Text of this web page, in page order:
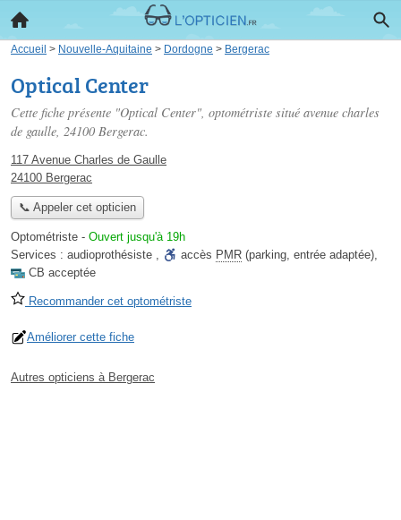
Accueil > Nouvelle-Aquitaine > Dordogne > Bergerac
Optical Center
Cette fiche présente "Optical Center", optométriste situé avenue charles
de gaulle, 24100 Bergerac.
117 Avenue Charles de Gaulle
24100 Bergerac
📞 Appeler cet opticien
Optométriste - Ouvert jusqu'à 19h
Services : audioprothésiste , accès PMR (parking, entrée adaptée),
CB acceptée
Recommander cet optométriste
Améliorer cette fiche
Autres opticiens à Bergerac